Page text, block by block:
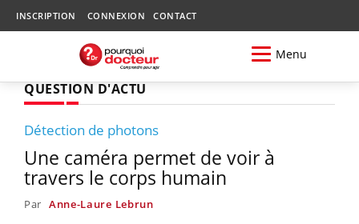
INSCRIPTION CONNEXION CONTACT
Menu
QUESTION D'ACTU
Détection de photons
Une caméra permet de voir à
travers le corps humain
Par Anne-Laure Lebrun